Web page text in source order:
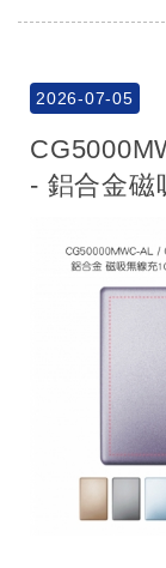
彩印印刷 UV彩
2026-07-05
- 鋁合金磁